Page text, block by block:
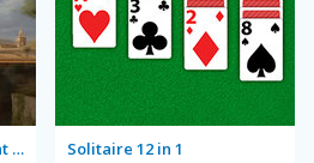
Pyramid Solitaire: Ancient Rome Solitaire 12 in 1